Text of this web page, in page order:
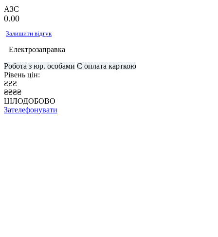
АЗС
0.00
Залишити відгук
Електрозаправка
Робота з юр. особами Є оплата карткою
Рівень цін:
₴₴₴
₴₴₴₴
ЦІЛОДОБОВО
Зателефонувати